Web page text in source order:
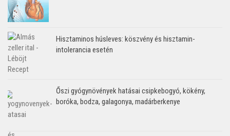
Hisztaminos húsleves: köszvény és hisztamin-
intolerancia esetén
Őszi gyógynövények hatásai csipkebogyó, kökény,
boróka, bodza, galagonya, madárberkenye